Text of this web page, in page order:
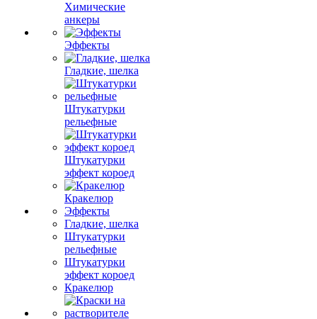
Химические
анкеры
Эффекты
Гладкие, шелка
Штукатурки
рельефные
Штукатурки
эффект короед
Кракелюр
Эффекты
Гладкие, шелка
Штукатурки
рельефные
Штукатурки
эффект короед
Кракелюр